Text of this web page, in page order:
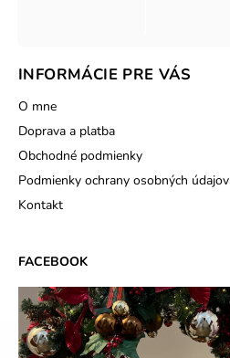
INFORMÁCIE PRE VÁS
O mne
Doprava a platba
Obchodné podmienky
Podmienky ochrany osobných údajov
Kontakt
FACEBOOK